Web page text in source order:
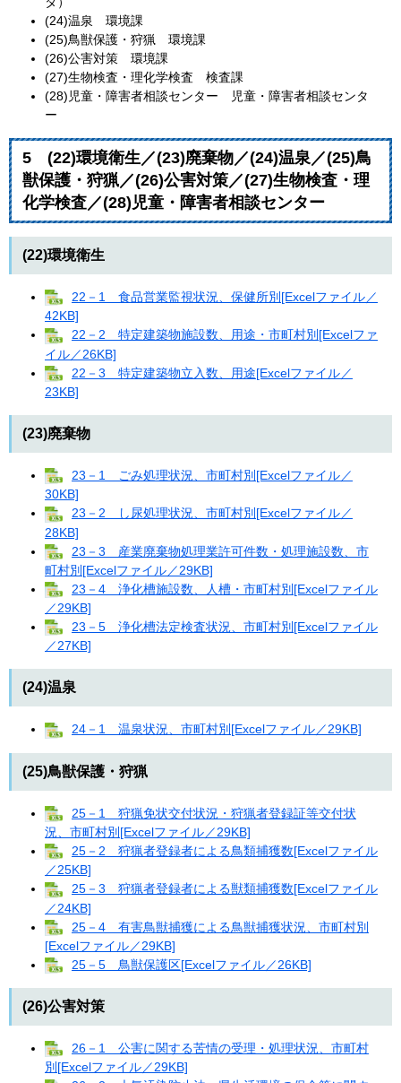
(24)温泉 環境課
(25)鳥獣保護・狩猟 環境課
(26)公害対策 環境課
(27)生物検査・理化学検査 検査課
(28)児童・障害者相談センター 児童・障害者相談センタ
ー
5 (22)環境衛生／(23)廃棄物／(24)温泉／(25)鳥
獣保護・狩猟／(26)公害対策／(27)生物検査・理
化学検査／(28)児童・障害者相談センター
(22)環境衛生
22－1 食品営業監視状況、保健所別[Excelファイル／
42KB]
22－2 特定建築物施設数、用途・市町村別[Excelファ
イル／26KB]
22－3 特定建築物立入数、用途[Excelファイル／
23KB]
(23)廃棄物
23－1 ごみ処理状況、市町村別[Excelファイル／
30KB]
23－2 し尿処理状況、市町村別[Excelファイル／
28KB]
23－3 産業廃棄物処理業許可件数・処理施設数、市
町村別[Excelファイル／29KB]
23－4 浄化槽施設数、人槽・市町村別[Excelファイル
／29KB]
23－5 浄化槽法定検査状況、市町村別[Excelファイル
／27KB]
(24)温泉
24－1 温泉状況、市町村別[Excelファイル／29KB]
(25)鳥獣保護・狩猟
25－1 狩猟免状交付状況・狩猟者登録証等交付状
況、市町村別[Excelファイル／29KB]
25－2 狩猟者登録者による鳥類捕獲数[Excelファイル
／25KB]
25－3 狩猟者登録者による獣類捕獲数[Excelファイル
／24KB]
25－4 有害鳥獣捕獲による鳥獣捕獲状況、市町村別
[Excelファイル／29KB]
25－5 鳥獣保護区[Excelファイル／26KB]
(26)公害対策
26－1 公害に関する苦情の受理・処理状況、市町村
別[Excelファイル／29KB]